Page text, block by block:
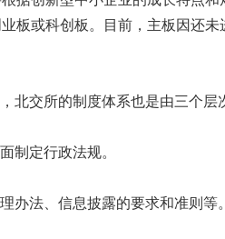
板或科创板。目前，主板因还
北交所的制度体系也是由三个层
制定行政法规。
办法、信息披露的要求和准则等。